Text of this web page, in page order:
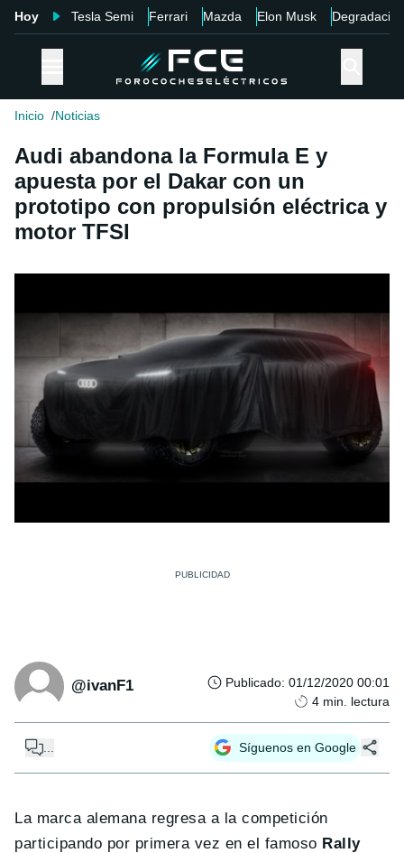
Hoy Tesla Semi Ferrari Mazda Elon Musk Degradación
Inicio Noticias
Audi abandona la Formula E y
apuesta por el Dakar con un
prototipo con propulsión eléctrica y
motor TFSI
@ivanF1 Publicado: 01/12/2020 00:01
4 min. lectura
Síguenos en Google
La marca alemana regresa a la competición
participando por primera vez en el famoso Rally